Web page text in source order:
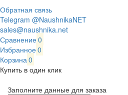
Обратная связь
Telegram @NaushnikaNET
sales@naushnika.net
Сравнение0
Избранное0
Корзина 0
Купить в один клик
Заполните данные для заказа